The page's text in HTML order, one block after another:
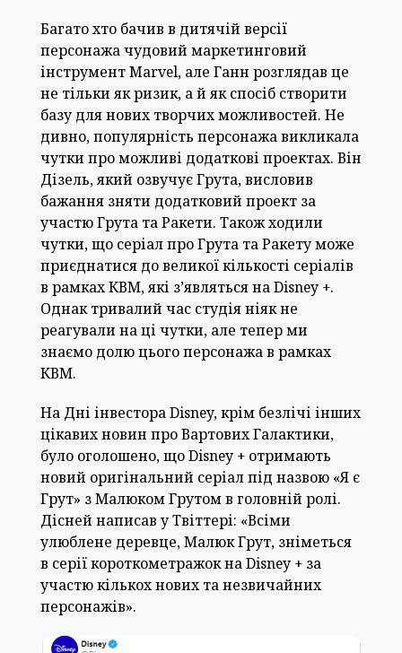
Багато хто бачив в дитячій версії
персонажа чудовий маркетинговий
інструмент Marvel, але Ганн розглядав це
не тільки як ризик, а й як спосіб створити
базу для нових творчих можливостей. Не
дивно, популярність персонажа викликала
чутки про можливі додаткові проектах. Він
Дізель, який озвучує Грута, висловив
бажання зняти додатковий проект за
участю Грута та Ракети. Також ходили
чутки, що серіал про Грута та Ракету може
приєднатися до великої кількості серіалів
в рамках КВМ, які з’являться на Disney +.
Однак тривалий час студія ніяк не
реагували на ці чутки, але тепер ми
знаємо долю цього персонажа в рамках
КВМ.
На Дні інвестора Disney, крім безлічі інших
цікавих новин про Вартових Галактики,
було оголошено, що Disney + отримають
новий оригінальний серіал під назвою «Я є
Грут» з Малюком Грутом в головній ролі.
Дісней написав у Твіттері: «Всіми
улюблене деревце, Малюк Грут, зніметься
в серії короткометражок на Disney + за
участю кількох нових та незвичайних
персонажів».